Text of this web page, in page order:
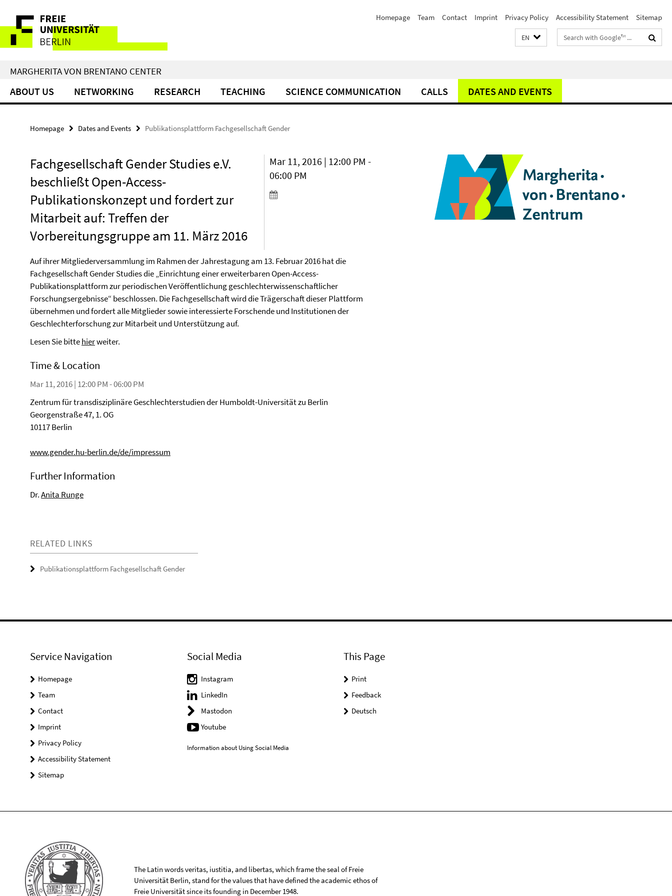
direkt
Inhalt
Service
Navigation
Homepage Team Contact Imprint Privacy Policy Accessibility Statement Sitemap
EN
Search
terms
MARGHERITA VON BRENTANO CENTER
ABOUT US NETWORKING RESEARCH TEACHING SCIENCE COMMUNICATION CALLS DATES AND EVENTS
Homepage Dates and Events Publikationsplattform Fachgesellschaft Gender
Fachgesellschaft Gender Studies e.V.
beschließt Open-Access-
Publikationskonzept und fordert zur
Mitarbeit auf: Treffen der
Vorbereitungsgruppe am 11. März 2016
Mar 11, 2016 | 12:00 PM -
06:00 PM
Auf ihrer Mitgliederversammlung im Rahmen der Jahrestagung am 13. Februar 2016 hat die
Fachgesellschaft Gender Studies die „Einrichtung einer erweiterbaren Open-Access-
Publikationsplattform zur periodischen Veröffentlichung geschlechterwissenschaftlicher
Forschungsergebnisse“ beschlossen. Die Fachgesellschaft wird die Trägerschaft dieser Plattform
übernehmen und fordert alle Mitglieder sowie interessierte Forschende und Institutionen der
Geschlechterforschung zur Mitarbeit und Unterstützung auf.
Lesen Sie bittehierweiter.
Time & Location
Mar 11, 2016 | 12:00 PM - 06:00 PM
Zentrum für transdisziplinäre Geschlechterstudien der Humboldt-Universität zu Berlin
Georgenstraße 47, 1. OG
10117 Berlin
www.gender.hu-berlin.de/de/impressum
Further Information
Dr.Anita Runge
RELATED LINKS
Publikationsplattform Fachgesellschaft Gender
Service Navigation
Homepage
Team
Contact
Imprint
Privacy Policy
Accessibility Statement
Sitemap
Social Media
Instagram
LinkedIn
Mastodon
Youtube
Information about Using Social Media
This Page
Print
Feedback
Deutsch
The Latin words veritas, iustitia, and libertas, which frame the seal of Freie
Universität Berlin, stand for the values that have defined the academic ethos of
Freie Universität since its founding in December 1948.